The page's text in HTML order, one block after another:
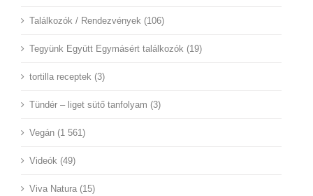
Találkozók / Rendezvények (106)
Tegyünk Együtt Egymásért találkozók (19)
tortilla receptek (3)
Tündér – liget sütő tanfolyam (3)
Vegán (1 561)
Videók (49)
Viva Natura (15)